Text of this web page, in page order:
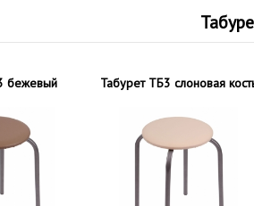
бежевый Табурет ТБ3 слоновая